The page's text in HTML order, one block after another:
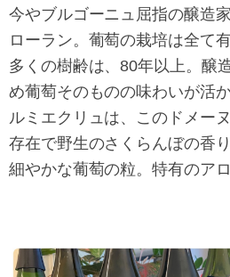
今やブルゴーニュ屈指の醸造
ローラン。葡萄の栽培は全て
多くの樹齢は、80年以上。醸
め葡萄そのものの味わいが活
ルミエクリュは、このドメー
存在で野生のさくらんぼの香
細やかな葡萄の粒。特有のア